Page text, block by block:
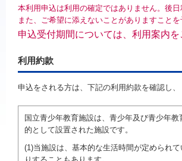
本利用申込は利用の確定ではありません。後
また、ご希望に添えないことがありますこと
申込受付期間については、利用案内を
利用約款
申込をされる方は、下記の利用約款を確認し
国立青少年教育施設は、青少年及び青少年
的として設置された施設です。
(1)当施設は、基本的な生活時間が定められ